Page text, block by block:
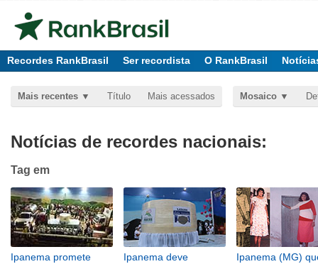
Recordes RankBrasil Ser recordista O RankBrasil
Mais recentes Título Mais acessados Mosaico
Notícias de recordes nacionais:
Tag em
Ipanema promete
Ipanema deve
Ipanema (MG)